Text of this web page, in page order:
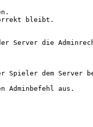
bleibt.
Server die
Spieler dem Server
Adminbefehl aus.